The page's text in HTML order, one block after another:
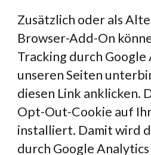
Zusätzlich oder als
Browser-Add-On
Tracking durch Google
unseren Seiten
diesen Link anklicken.
Opt-Out-Cookie auf
installiert. Damit wird
durch Google